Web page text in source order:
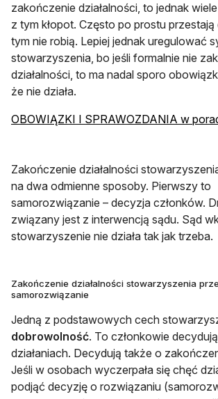
zakończenie działalności, to jednak
z tym kłopot. Często po prostu przestają
tym nie robią. Lepiej jednak uregulować
stowarzyszenia, bo jeśli formalnie nie
działalności, to ma nadal sporo
że nie działa.
OBOWIĄZKI I SPRAWOZDANIA w
Zakończenie działalności
na dwa odmienne sposoby. Pierwszy to
samorozwiązanie – decyzja członków.
związany jest z interwencją sądu. Sąd
stowarzyszenie nie działa tak jak trzeba.
Zakończenie działalności stowarzyszenia
samorozwiązanie
Jedną z podstawowych cech
dobrowolność. To członkowie
działaniach. Decydują także o
Jeśli w osobach wyczerpała się chęć
podjąć decyzję o rozwiązaniu